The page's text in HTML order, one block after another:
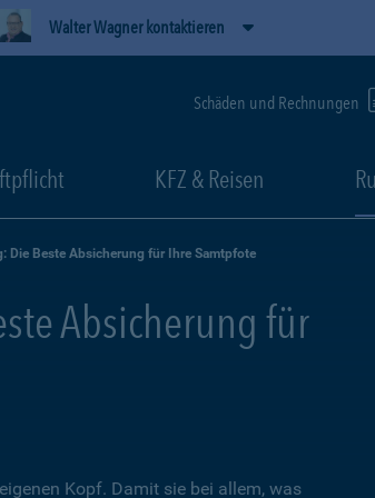
Walter Wagner kontaktieren
Schäden und Rechnungen
KFZ & Reisen
Die Beste Absicherung für Ihre Samtpfote
Absicherung für
Kopf. Damit sie bei allem, was